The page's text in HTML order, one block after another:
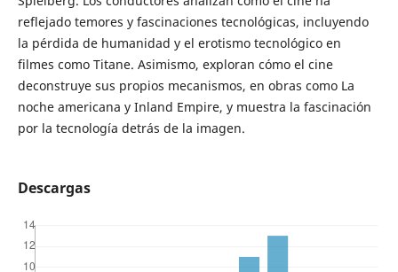
reflejado temores y fascinaciones tecnológicas, incluyendo
la pérdida de humanidad y el erotismo tecnológico en
filmes como Titane. Asimismo, exploran cómo el cine
deconstruye sus propios mecanismos, en obras como La
noche americana y Inland Empire, y muestra la fascinación
por la tecnología detrás de la imagen.
Descargas